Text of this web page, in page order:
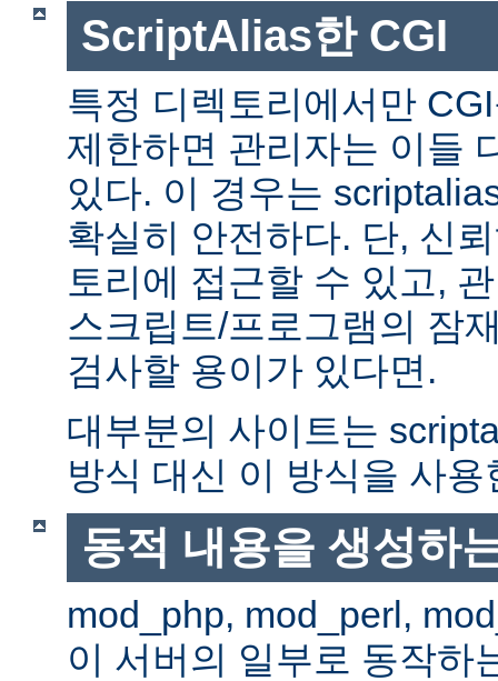
ScriptAlias한 CGI
특정 디렉토리에서만
제한하면 관리자는 이들
있다. 이 경우는
확실히 안전하다. 단, 신
토리에 접근할 수 있고,
스크립트/프로그램의 잠
검사할 용이가 있다면.
대부분의 사이트는
방식 대신 이 방식을 사용
동적 내용을 생성하
mod_php, mod_perl,
이 서버의 일부로 동작하